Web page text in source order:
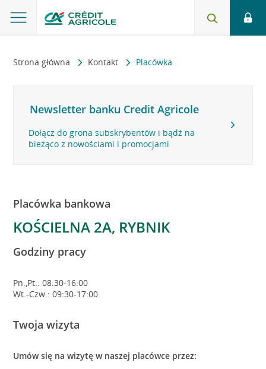
Strona główna Kontakt Placówka
Newsletter banku Credit Agricole
Dołącz do grona subskrybentów i bądź na
bieżąco z nowościami i promocjami
Placówka bankowa
KOŚCIELNA 2A, RYBNIK
Godziny pracy
Pn.,Pt.: 08:30-16:00
Wt.-Czw.: 09:30-17:00
Twoja wizyta
Umów się na wizytę w naszej placówce przez: